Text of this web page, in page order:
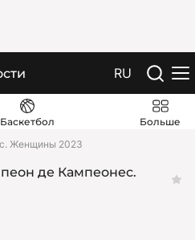
RU
Баскетбол
Больше
Женщины 2023
де Кампеонес.